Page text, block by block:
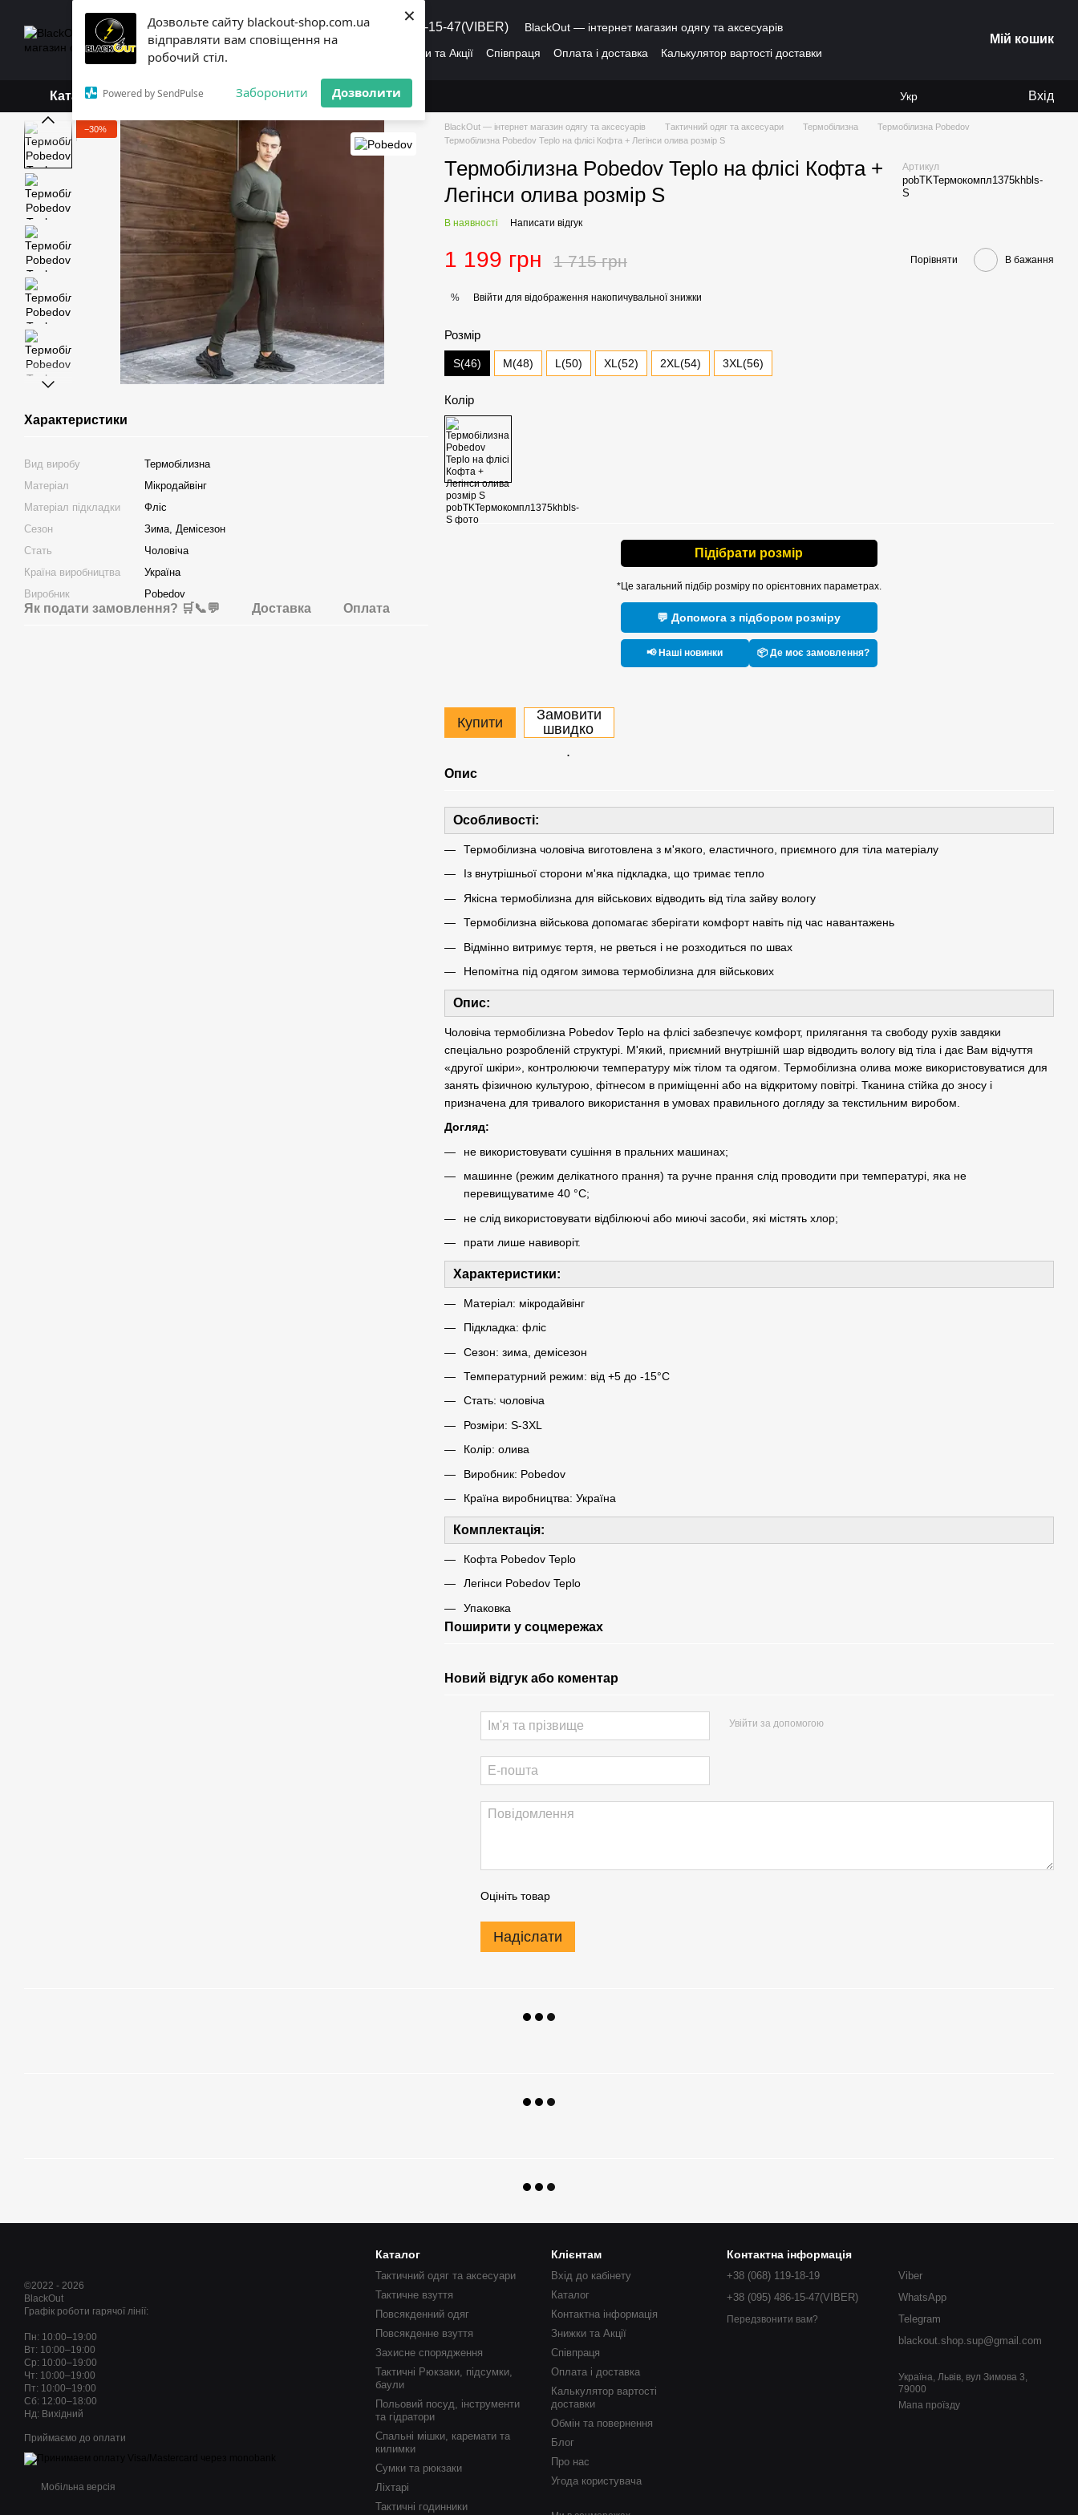
Дозвольте сайту blackout-shop.com.ua
відправляти вам сповіщення на
робочий стіл.
Powered by SendPulse Заборонити Дозволити
×
Перейти до основного контенту
+38 (068) 119-18-19,+38 (095) 486-15-47(VIBER)
BlackOut — інтернет магазин одягу та аксесуарів
Каталог
Знижки та Акції Співпраця Оплата і доставка
Калькулятор вартості доставки
Мій кошик
Каталог Укр Вхід
−30%
Характеристики
Вид виробу
Термобілизна
Матеріал
Мікродайвінг
Матеріал підкладки
Фліс
Сезон
Зима, Демісезон
Стать
Чоловіча
Країна виробництва
Україна
Виробник
Pobedov
Як подати замовлення? 🛒📞💬 Доставка Оплата
BlackOut — інтернет магазин одягу та аксесуарів Тактичний одяг та аксесуари Термобілизна
Термобілизна Pobedov
Термобілизна Pobedov Teplo на флісі Кофта + Легінси олива розмір S
Термобілизна Pobedov Teplo на флісі Кофта +
Легінси олива розмір S
Артикул
pobTKТермокомпл1375khbls-
S
В наявності Написати відгук
1 199 грн 1 715 грн Порівняти В бажання
% Ввійти для відображення накопичувальної знижки
Розмір
S(46) M(48) L(50) XL(52) 2XL(54) 3XL(56)
Колір
Підібрати розмір
*Це загальний підбір розміру по орієнтовних параметрах.
💬 Допомога з підбором розміру
📢 Наші новинки 📦 Де моє замовлення?
Купити
Замовити
швидко
.
Опис
Особливості:
Термобілизна чоловіча виготовлена ​​з м'якого, еластичного, приємного для тіла матеріалу
Із внутрішньої сторони м'яка підкладка, що тримає тепло
Якісна термобілизна для військових відводить від тіла зайву вологу
Термобілизна військова допомагає зберігати комфорт навіть під час навантажень
Відмінно витримує тертя, не рветься і не розходиться по швах
Непомітна під одягом зимова термобілизна для військових
Опис:
Чоловіча термобілизна Pobedov Teplo на флісі забезпечує комфорт, прилягання та свободу рухів завдяки
спеціально розробленій структурі. М'який, приємний внутрішній шар відводить вологу від тіла і дає Вам відчуття
«другої шкіри», контролюючи температуру між тілом та одягом. Термобілизна олива може використовуватися для
занять фізичною культурою, фітнесом в приміщенні або на відкритому повітрі. Тканина стійка до зносу і
призначена для тривалого використання в умовах правильного догляду за текстильним виробом.
Догляд:
не використовувати сушіння в пральних машинах;
машинне (режим делікатного прання) та ручне прання слід проводити при температурі, яка не
перевищуватиме 40 °C;
не слід використовувати відбілюючі або миючі засоби, які містять хлор;
прати лише навиворіт.
Характеристики:
Матеріал: мікродайвінг
Підкладка: фліс
Сезон: зима, демісезон
Температурний режим: від +5 до -15°C
Стать: чоловіча
Розміри: S-3XL
Колір: олива
Виробник: Pobedov
Країна виробництва: Україна
Комплектація:
Кофта Pobedov Teplo
Легінси Pobedov Teplo
Упаковка
Поширити у соцмережах
Новий відгук або коментар
Увійти за допомогою
Оцініть товар
Надіслати
©2022 - 2026
BlackOut
Графік роботи гарячої лінії:
Пн: 10:00–19:00
Вт: 10:00–19:00
Ср: 10:00–19:00
Чт: 10:00–19:00
Пт: 10:00–19:00
Сб: 12:00–18:00
Нд: Вихідний
Приймаємо до оплати
Мобільна версія
Каталог
Тактичний одяг та аксесуари
Тактичне взуття
Повсякденний одяг
Повсякденне взуття
Захисне спорядження
Тактичні Рюкзаки, підсумки,
баули
Польовий посуд, інструменти
та гідратори
Спальні мішки, каремати та
килимки
Сумки та рюкзаки
Ліхтарі
Тактичні годинники
Клієнтам
Вхід до кабінету
Каталог
Контактна інформація
Знижки та Акції
Співпраця
Оплата і доставка
Калькулятор вартості
доставки
Обмін та повернення
Блог
Про нас
Угода користувача
Контактна інформація
+38 (068) 119-18-19
+38 (095) 486-15-47(VIBER)
Передзвонити вам?
Viber
WhatsApp
Telegram
blackout.shop.sup@gmail.com
Україна, Львів, вул Зимова 3,
79000
Мапа проїзду